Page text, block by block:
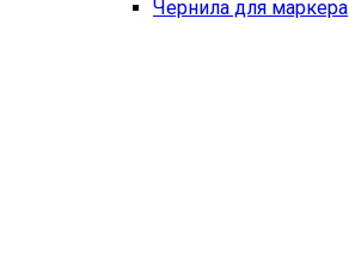
Чернила для маркера